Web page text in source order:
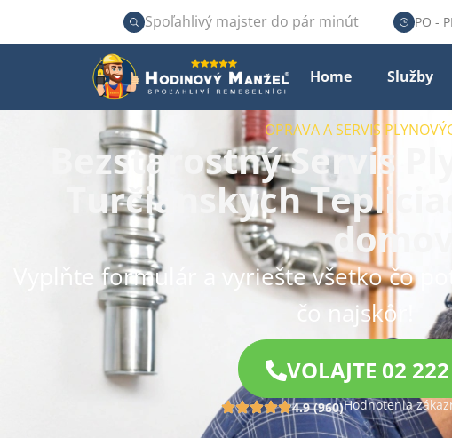
Spoľahlivý majster do pár minút PO -
Home Služby
OPRAVA A SERVIS
Bezstarostný Servis
Turčianskych
domov
Vyplňte formulár a vyriešte všetko čo
čo najskôr!
VOLAJTE 02
4.9 (960)Hodnotenia